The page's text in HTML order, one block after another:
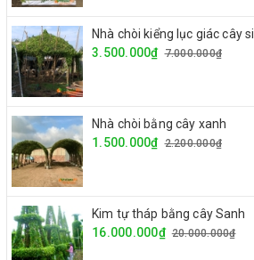
Nhà chòi kiểng lục giác cây si
3.500.000₫ 7.000.000₫
Nhà chòi bằng cây xanh
1.500.000₫ 2.200.000₫
Kim tự tháp bằng cây Sanh
16.000.000₫ 20.000.000₫